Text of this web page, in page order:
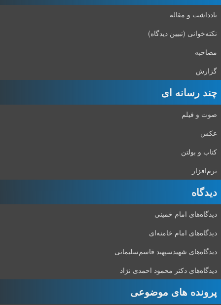
یادداشت و مقاله
نکته‌خوانی (تبیین دیدگاه)
مصاحبه
گزارش
چند رسانه ای
صوت و فیلم
عکس
کتاب و بولتن
نرم‌افزار
دیدگاه‌
دیدگاه‌های امام خمینی
دیدگاه‌های امام خامنه‌ای
دیدگاه‌های شهید‌سپهبد قاسم‌سلیمانی
دیدگاه‌های دکتر محمود احمدی نژاد
پرونده های موضوعی